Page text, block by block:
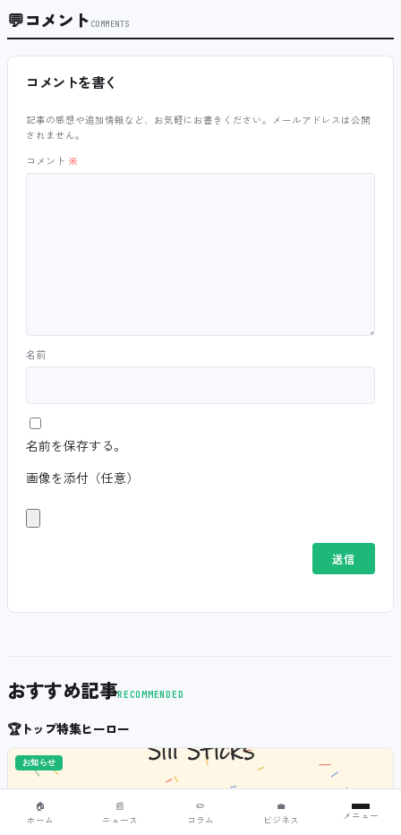
💬コメント COMMENTS
コメントを書く
記事の感想や追加情報など、お気軽にお書きください。メールアドレスは公開
されません。
コメント ※
名前
名前を保存する。
画像を添付（任意）
おすすめ記事RECOMMENDED
🏆トップ特集ヒーロー
お知らせ
🏠
ホーム
📰
ニュース
✏️
コラム
💼
ビジネス
メニュー